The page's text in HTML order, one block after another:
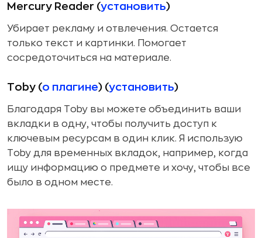
Mercury Reader (установить)
Убирает рекламу и отвлечения. Остается
только текст и картинки. Помогает
сосредоточиться на материале.
Toby (о плагине) (установить)
Благодаря Toby вы можете объединить ваши
вкладки в одну, чтобы получить доступ к
ключевым ресурсам в один клик. Я использую
Toby для временных вкладок, например, когда
ищу информацию о предмете и хочу, чтобы все
было в одном месте.